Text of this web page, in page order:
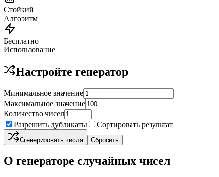
Стойкий
Алгоритм
Бесплатно
Использование
Настройте генератор
Минимальное значение
Максимальное значение
Количество чисел
Разрешить дубликаты
Сортировать результат
Сгенерировать числа Сбросить
О генераторе случайных чисел